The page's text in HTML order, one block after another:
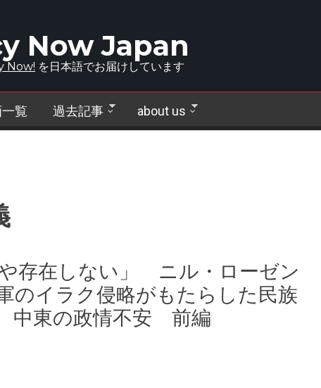
Now Japan
Now! を日本語でお届けしています
覧 過去記事 about us
や存在しない」 ニル・ローゼン
イラク侵略がもたらした民族
中東の政情不安 前編